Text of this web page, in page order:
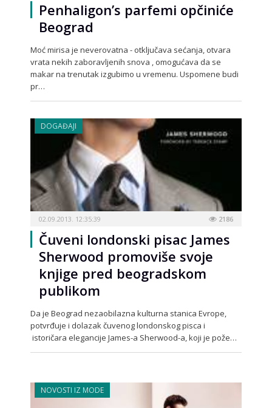
Penhaligon’s parfemi opčiniće
Beograd
Moć mirisa je neverovatna - otključava sećanja, otvara
vrata nekih zaboravljenih snova , omogućava da se
makar na trenutak izgubimo u vremenu. Uspomene budi
pr…
DOGAĐAJI
02.09.2013. 12:35:39 2186
Čuveni londonski pisac James
Sherwood promoviše svoje
knjige pred beogradskom
publikom
Da je Beograd nezaobilazna kulturna stanica Evrope,
potvrđuje i dolazak čuvenog londonskog pisca i
istoričara elegancije James-a Sherwood-a, koji je pože…
NOVOSTI IZ MODE